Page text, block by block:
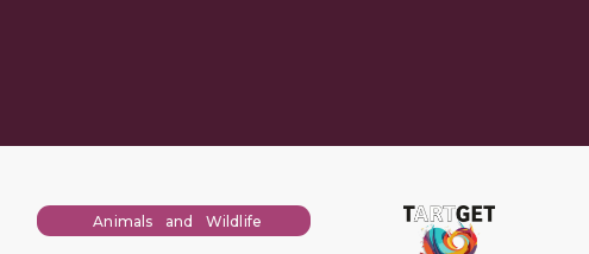
Animals and Wildlife